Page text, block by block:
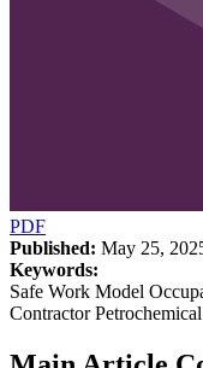
PDF
Published: May 25,
Keywords:
Safe Work Model
Contractor